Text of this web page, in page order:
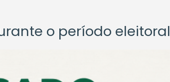
o período eleitoral